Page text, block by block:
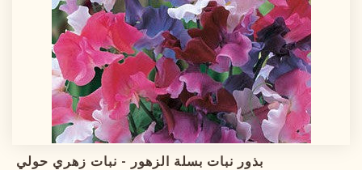
بذور نبات بسلة الزهور - نبات زهري حولي